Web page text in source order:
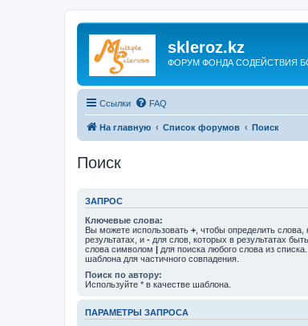
skleroz.kz
ФОРУМ ФОНДА СОДЕЙСТВИЯ
Ссылки FAQ
На главную Список форумов Поиск
Поиск
ЗАПРОС
Ключевые слова:
Вы можете использовать + , чтобы определить
результатах, и - для слов, которых в результатах
слова символом | для поиска любого слова из
шаблона для частичного совпадения.
Поиск по автору:
Используйте * в качестве шаблона.
ПАРАМЕТРЫ ЗАПРОСА